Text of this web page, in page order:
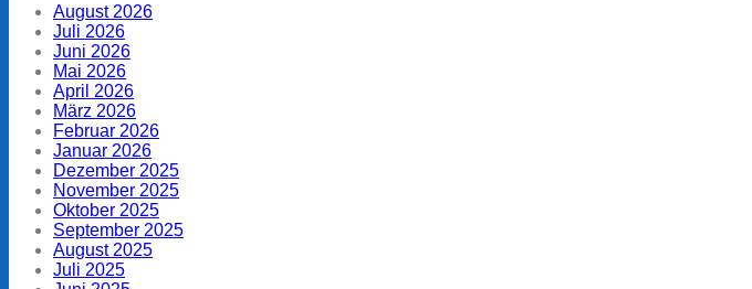
August 2026
Juli 2026
Juni 2026
Mai 2026
April 2026
März 2026
Februar 2026
Januar 2026
Dezember 2025
November 2025
Oktober 2025
September 2025
August 2025
Juli 2025